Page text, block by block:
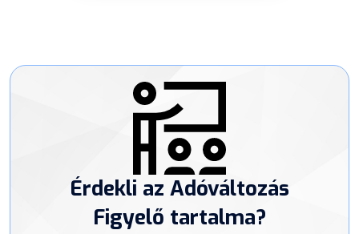
Érdekli az Adóváltozás
Figyelő tartalma?